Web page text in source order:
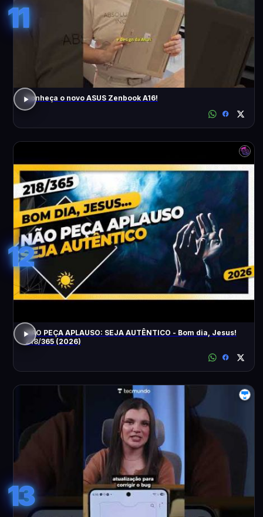
11
Conheça o novo ASUS Zenbook A16!
12
NÃO PEÇA APLAUSO: SEJA AUTÊNTICO - Bom dia, Jesus!
218/365 (2026)
13